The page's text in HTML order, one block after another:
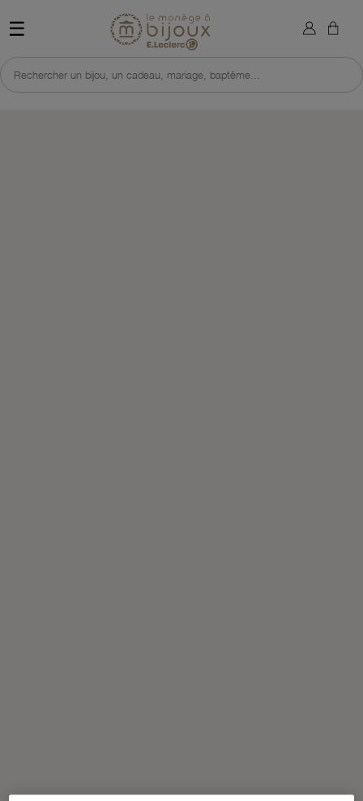
☰ Retour à l'accueil du site
Rechercher un bijou, un cadeau, mariage, baptême...
×